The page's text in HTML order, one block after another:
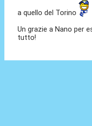
a quello del Torino
Un grazie a Nano per
tutto!